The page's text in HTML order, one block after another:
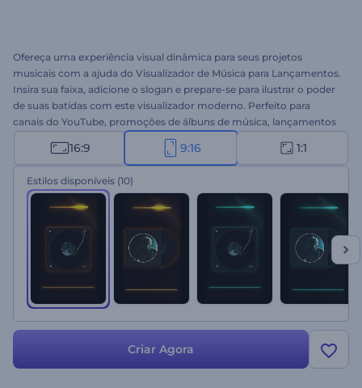
Ofereça uma experiência visual dinâmica para seus projetos
musicais com a ajuda do Visualizador de Música para Lançamentos.
Insira sua faixa, adicione o slogan e prepare-se para ilustrar o poder
de suas batidas com este visualizador moderno. Perfeito para
canais do YouTube, promoções de álbuns de música, lançamentos
de singles e muito mais. Prepare-se para surpreender a todos com
um visualizador de música imponente. Experimente agora!
16:9 9:16 1:1
Estilos disponíveis (10)
Criar Agora